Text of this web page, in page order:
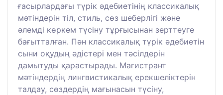
ғасырлардағы түрік әдебиетінің классикалық
мәтіндерін тіл, стиль, сөз шеберлігі және
әлемді көркем түсіну тұрғысынан зерттеуге
бағытталған. Пән классикалық түрік әдебиетін
сыни оқудың әдістері мен тәсілдерін
дамытуды қарастырады. Магистрант
мәтіндердің лингвистикалық ерекшеліктерін
талдау, сөздердің мағынасын түсіну,